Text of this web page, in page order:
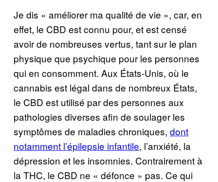
Je dis « améliorer ma qualité de vie », car, en
effet, le CBD est connu pour, et est censé
avoir de nombreuses vertus, tant sur le plan
physique que psychique pour les personnes
qui en consomment. Aux États-Unis, où le
cannabis est légal dans de nombreux États,
le CBD est utilisé par des personnes aux
pathologies diverses afin de soulager les
symptômes de maladies chroniques, dont
notamment l’épilepsie infantile, l’anxiété, la
dépression et les insomnies. Contrairement à
la THC, le CBD ne « défonce » pas. Ce qui